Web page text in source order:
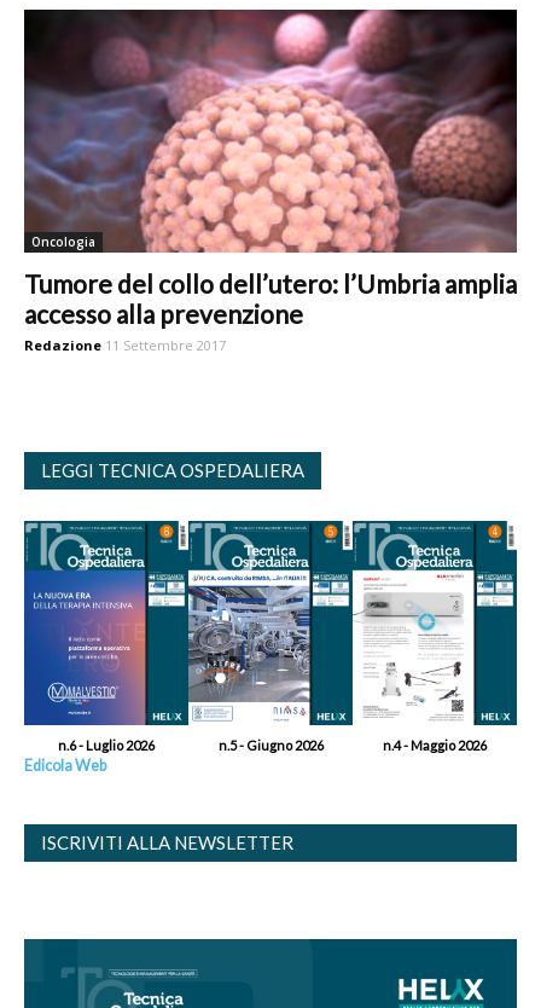
Oncologia
Tumore del collo dell’utero: l’Umbria amplia
accesso alla prevenzione
Redazione 11 Settembre 2017
LEGGI TECNICA OSPEDALIERA
n.6 - Luglio 2026 n.5 - Giugno 2026 n.4 - Maggio 2026
Edicola Web
ISCRIVITI ALLA NEWSLETTER